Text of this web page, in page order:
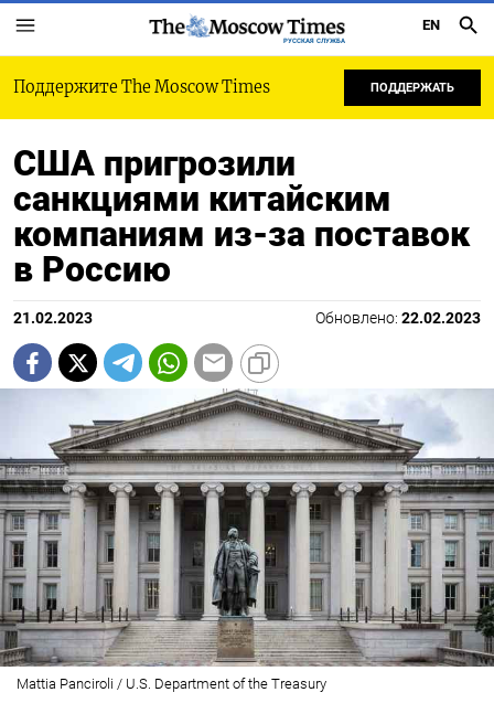
РУССКАЯ СЛУЖБА
EN
Поддержите The Moscow Times ПОДДЕРЖАТЬ
США пригрозили
санкциями китайским
компаниям из-за поставок
в Россию
21.02.2023 Обновлено: 22.02.2023
Mattia Panciroli / U.S. Department of the Treasury